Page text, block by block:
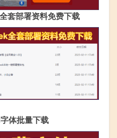
套部署资料免费下载
体批量下载